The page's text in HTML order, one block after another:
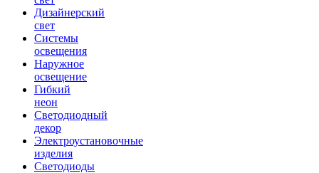
Дизайнерский
свет
Системы
освещения
Наружное
освещение
Гибкий
неон
Светодиодный
декор
Электроустановочные
изделия
Светодиоды